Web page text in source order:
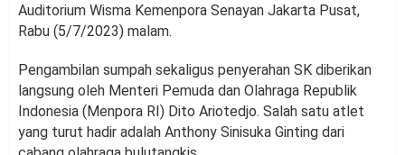
Auditorium Wisma Kemenpora Senayan Jakarta Pusat,
Rabu (5/7/2023) malam.
Pengambilan sumpah sekaligus penyerahan SK diberikan
langsung oleh Menteri Pemuda dan Olahraga Republik
Indonesia (Menpora RI) Dito Ariotedjo. Salah satu atlet
yang turut hadir adalah Anthony Sinisuka Ginting dari